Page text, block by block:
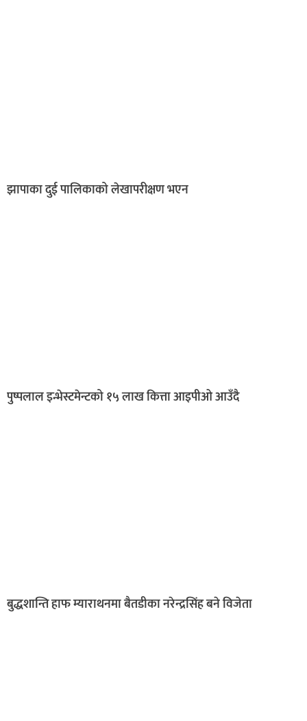
झापाका दुई पालिकाको लेखापरीक्षण भएन
पुष्पलाल इन्भेस्टमेन्टको १५ लाख कित्ता आइपीओ आउँदै
बुद्धशान्ति हाफ म्याराथनमा बैतडीका नरेन्द्रसिंह बने विजेता